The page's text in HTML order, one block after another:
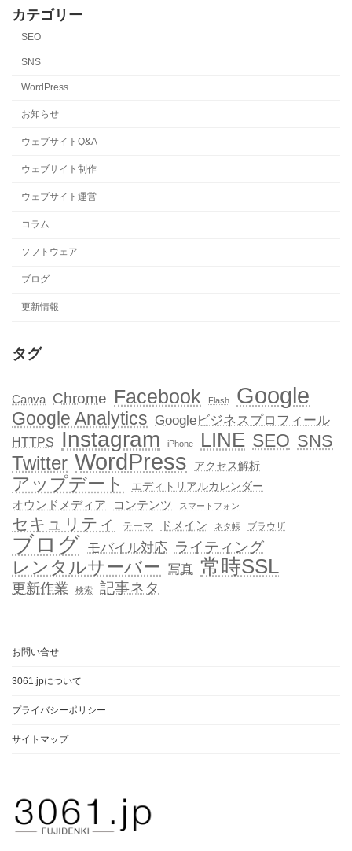
カテゴリー
SEO
SNS
WordPress
お知らせ
ウェブサイトQ&A
ウェブサイト制作
ウェブサイト運営
コラム
ソフトウェア
ブログ
更新情報
タグ
Canva Chrome Facebook Flash Google
Google Analytics Googleビジネスプロフィール
HTTPS Instagram iPhone LINE SEO SNS
Twitter WordPress アクセス解析
アップデート エディトリアルカレンダー
オウンドメディア コンテンツ スマートフォン
セキュリティ テーマ ドメイン ネタ帳 ブラウザ
ブログ モバイル対応 ライティング
レンタルサーバー 写真 常時SSL
更新作業 検索 記事ネタ
お問い合せ
3061.jpについて
プライバシーポリシー
サイトマップ